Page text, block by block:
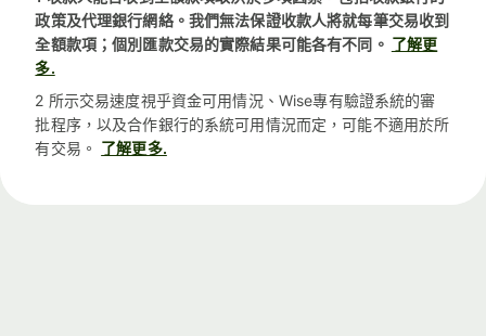
政策及代理銀行網絡。我們無法保證收款人將就每筆交易收到
全額款項；個別匯款交易的實際結果可能各有不同。 了解更
多.
2 所示交易速度視乎資金可用情況、Wise專有驗證系統的審
批程序，以及合作銀行的系統可用情況而定，可能不適用於所
有交易。 了解更多.